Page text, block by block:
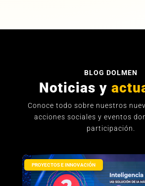
BLOG DOLMEN
Noticias y
Conoce todo sobre nuestros
acciones sociales y eventos
participación.
PROYECTOS E INNOVACIÓN